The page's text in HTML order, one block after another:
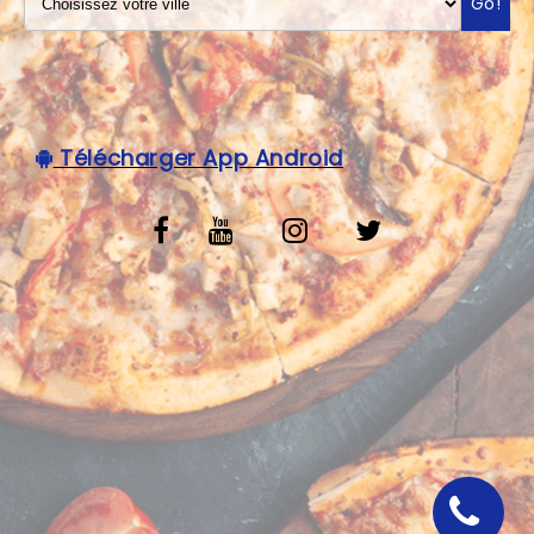
VOS AVIS
MENTIONS LÉGALES
C.G.V
Télécharger App Android